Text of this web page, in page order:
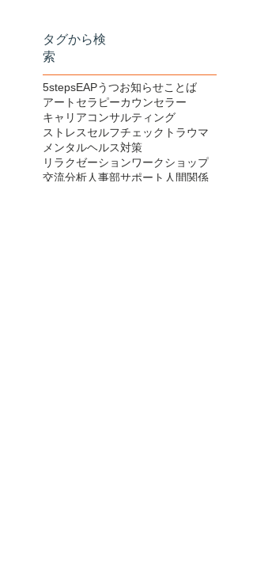
タグから検
索
5stepsEAPうつお知らせことば
アートセラピーカウンセラー
キャリアコンサルティング
ストレスセルフチェック トラウマ
メンタルヘルス対策
リラクゼーションワークショップ
交流分析人事部サポート 人間関係